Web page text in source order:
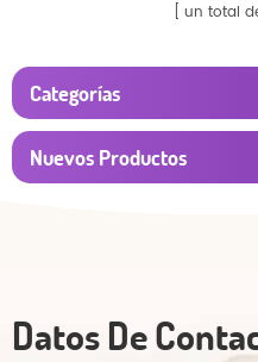
un total
Categorías
Nuevos Productos
Datos De